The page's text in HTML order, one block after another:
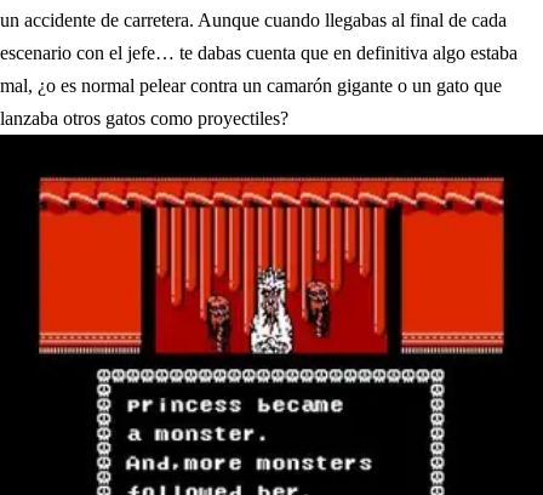
un accidente de carretera. Aunque cuando llegabas al final de cada
escenario con el jefe… te dabas cuenta que en definitiva algo estaba
mal, ¿o es normal pelear contra un camarón gigante o un gato que
lanzaba otros gatos como proyectiles?